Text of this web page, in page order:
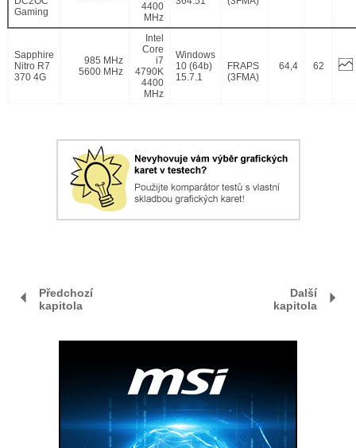
Gaming
4400
MHz
Sapphire
Nitro R7
370 4G
985 MHz
5600 MHz
Intel
Core
i7
4790K
4400
MHz
Windows
10 (64b)
15.7.1
FRAPS
(3FMA)
64,4 62
Předchozí
kapitola
Další
kapitola